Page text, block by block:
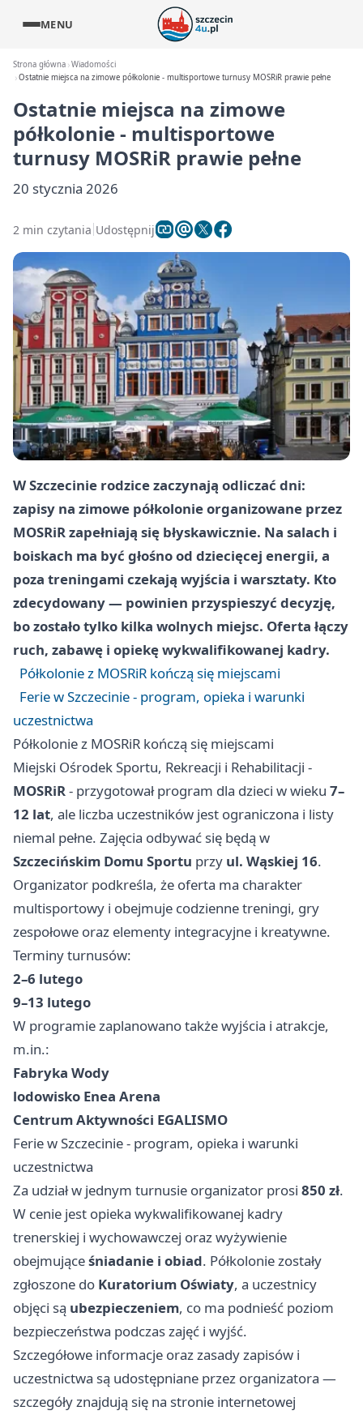
MENU
Strona główna Wiadomości
Ostatnie miejsca na zimowe półkolonie - multisportowe turnusy MOSRiR prawie pełne
Ostatnie miejsca na zimowe
półkolonie - multisportowe
turnusy MOSRiR prawie pełne
20 stycznia 2026
2 min czytania Udostępnij
W Szczecinie rodzice zaczynają odliczać dni:
zapisy na zimowe półkolonie organizowane przez
MOSRiR zapełniają się błyskawicznie. Na salach i
boiskach ma być głośno od dziecięcej energii, a
poza treningami czekają wyjścia i warsztaty. Kto
zdecydowany — powinien przyspieszyć decyzję,
bo zostało tylko kilka wolnych miejsc. Oferta łączy
ruch, zabawę i opiekę wykwalifikowanej kadry.
Półkolonie z MOSRiR kończą się miejscami
Ferie w Szczecinie - program, opieka i warunki
uczestnictwa
Półkolonie z MOSRiR kończą się miejscami
Miejski Ośrodek Sportu, Rekreacji i Rehabilitacji -
MOSRiR- przygotował program dla dzieci w wieku 7–
12 lat, ale liczba uczestników jest ograniczona i listy
niemal pełne. Zajęcia odbywać się będą w
Szczecińskim Domu Sportu przy ul. Wąskiej 16.
Organizator podkreśla, że oferta ma charakter
multisportowy i obejmuje codzienne treningi, gry
zespołowe oraz elementy integracyjne i kreatywne.
Terminy turnusów:
2–6 lutego
9–13 lutego
W programie zaplanowano także wyjścia i atrakcje,
m.in.:
Fabryka Wody
lodowisko Enea Arena
Centrum Aktywności EGALISMO
Ferie w Szczecinie - program, opieka i warunki
uczestnictwa
Za udział w jednym turnusie organizator prosi 850 zł.
W cenie jest opieka wykwalifikowanej kadry
trenerskiej i wychowawczej oraz wyżywienie
obejmująceśniadanie i obiad. Półkolonie zostały
zgłoszone do Kuratorium Oświaty, a uczestnicy
objęci są ubezpieczeniem, co ma podnieść poziom
bezpieczeństwa podczas zajęć i wyjść.
Szczegółowe informacje oraz zasady zapisów i
uczestnictwa są udostępniane przez organizatora —
szczegóły znajdują się na stronie internetowej